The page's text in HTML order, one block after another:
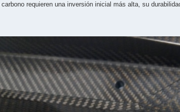
requieren una inversión inicial más alta, su